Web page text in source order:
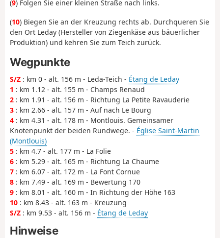
(9) Folgen Sie einer kleinen Straße nach links.
(10) Biegen Sie an der Kreuzung rechts ab. Durchqueren Sie
den Ort Leday (Hersteller von Ziegenkäse aus bäuerlicher
Produktion) und kehren Sie zum Teich zurück.
Wegpunkte
S/Z : km 0 - alt. 156 m - Leda-Teich - Étang de Leday
1 : km 1.12 - alt. 155 m - Champs Renaud
2 : km 1.91 - alt. 156 m - Richtung La Petite Ravauderie
3 : km 2.66 - alt. 157 m - Auf nach Le Bourg
4 : km 4.31 - alt. 178 m - Montlouis. Gemeinsamer
Knotenpunkt der beiden Rundwege. - Église Saint-Martin
(Montlouis)
5 : km 4.7 - alt. 177 m - La Folie
6 : km 5.29 - alt. 165 m - Richtung La Chaume
7 : km 6.07 - alt. 172 m - La Font Cornue
8 : km 7.49 - alt. 169 m - Bewertung 170
9 : km 8.01 - alt. 160 m - In Richtung der Höhe 163
10 : km 8.43 - alt. 163 m - Kreuzung
S/Z : km 9.53 - alt. 156 m - Étang de Leday
Hinweise